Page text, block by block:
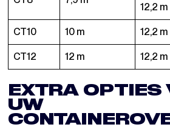
12,2 m
CT10 10 m 12,2 m
CT12 12 m 12,2 m
EXTRA OPTIES
UW